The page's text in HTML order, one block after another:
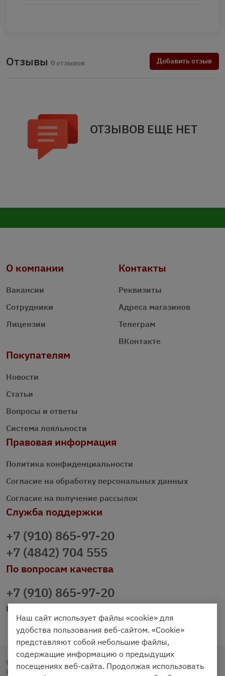
Отзывы 0 отзывов Добавить отзыв
ОТЗЫВОВ ЕЩЕ НЕТ
О компании
Вакансии
Сотрудники
Лицензии
Контакты
Реквизиты
Адреса магазинов
Телеграм
ВКонтакте
Покупателям
Новости
Статьи
Вопросы и ответы
Система лояльности
Правовая информация
Политика конфиденциальности
Согласие на обработку персональных данных
Согласие на получение рассылок
Служба поддержки
+7 (910) 865-97-20
+7 (4842) 704 555
По вопросам качества
+7 (910) 865-97-20
prazdnichniy40@palmi.ru
Copyright © 2020 - 2026. Праздничный Стол.
Разработка и продвижение - Vegas Studio
Наш сайт использует файлы «cookie» для
удобства пользования веб-сайтом. «Cookie»
представляют собой небольшие файлы,
содержащие информацию о предыдущих
посещениях веб-сайта. Продолжая использовать